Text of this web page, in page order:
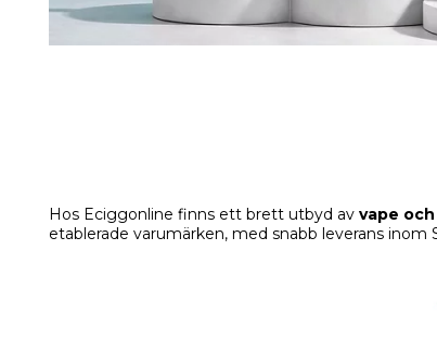
Hos Eciggonline finns ett brett utbyd av vape
etablerade varumärken, med snabb leverans